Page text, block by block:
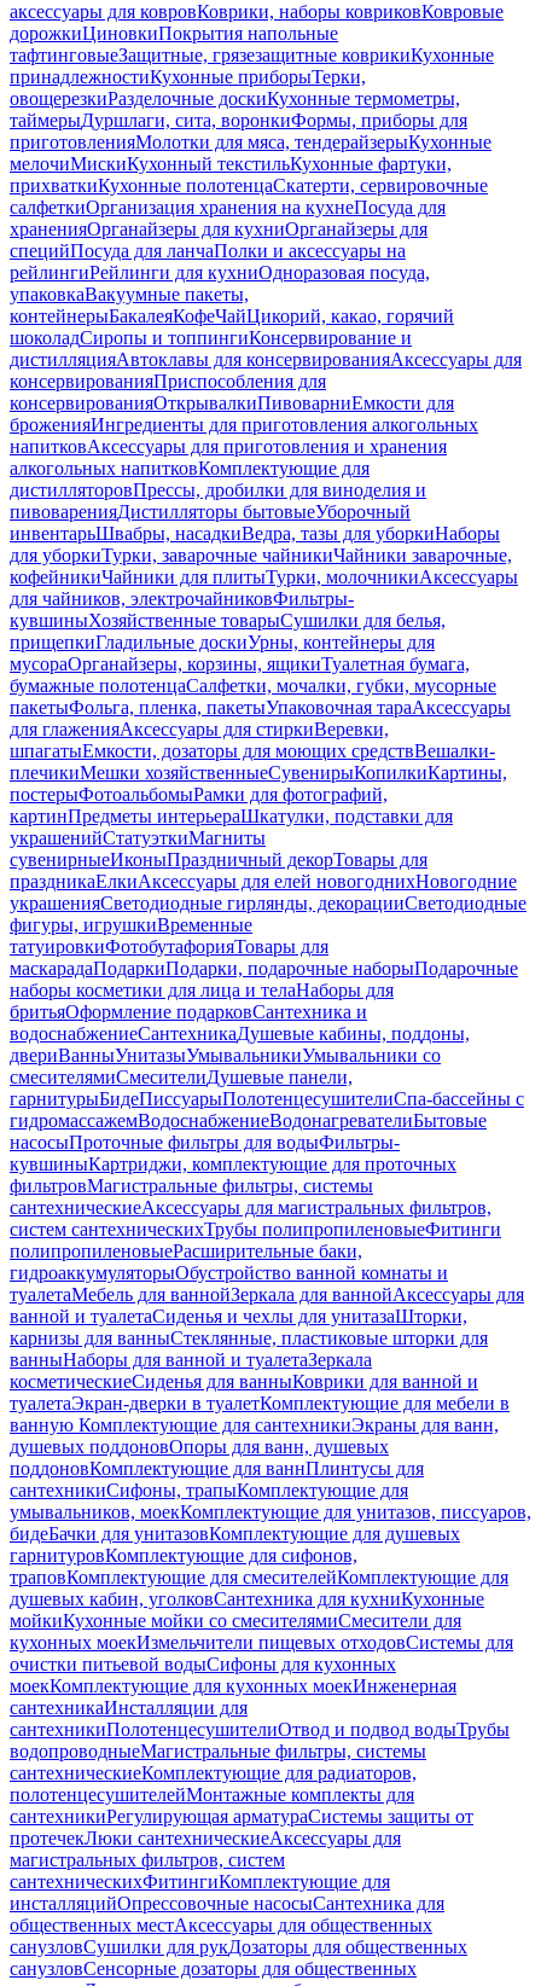
аксессуары для ковровКоврики, наборы ковриковКовровые
дорожкиЦиновкиПокрытия напольные
тафтинговыеЗащитные, грязезащитные коврикиКухонные
принадлежностиКухонные приборыТерки,
овощерезкиРазделочные доскиКухонные термометры,
таймерыДуршлаги, сита, воронкиФормы, приборы для
приготовленияМолотки для мяса, тендерайзерыКухонные
мелочиМискиКухонный текстильКухонные фартуки,
прихваткиКухонные полотенцаСкатерти, сервировочные
салфеткиОрганизация хранения на кухнеПосуда для
храненияОрганайзеры для кухниОрганайзеры для
специйПосуда для ланчаПолки и аксессуары на
рейлингиРейлинги для кухниОдноразовая посуда,
упаковкаВакуумные пакеты,
контейнерыБакалеяКофеЧайЦикорий, какао, горячий
шоколадСиропы и топпингиКонсервирование и
дистилляцияАвтоклавы для консервированияАксессуары для
консервированияПриспособления для
консервированияОткрывалкиПивоварниЕмкости для
броженияИнгредиенты для приготовления алкогольных
напитковАксессуары для приготовления и хранения
алкогольных напитковКомплектующие для
дистилляторовПрессы, дробилки для виноделия и
пивоваренияДистилляторы бытовыеУборочный
инвентарьШвабры, насадкиВедра, тазы для уборкиНаборы
для уборкиТурки, заварочные чайникиЧайники заварочные,
кофейникиЧайники для плитыТурки, молочникиАксессуары
для чайников, электрочайниковФильтры-
кувшиныХозяйственные товарыСушилки для белья,
прищепкиГладильные доскиУрны, контейнеры для
мусораОрганайзеры, корзины, ящикиТуалетная бумага,
бумажные полотенцаСалфетки, мочалки, губки, мусорные
пакетыФольга, пленка, пакетыУпаковочная тараАксессуары
для глаженияАксессуары для стиркиВеревки,
шпагатыЕмкости, дозаторы для моющих средствВешалки-
плечикиМешки хозяйственныеСувенирыКопилкиКартины,
постерыФотоальбомыРамки для фотографий,
картинПредметы интерьераШкатулки, подставки для
украшенийСтатуэткиМагниты
сувенирныеИконыПраздничный декорТовары для
праздникаЕлкиАксессуары для елей новогоднихНовогодние
украшенияСветодиодные гирлянды, декорацииСветодиодные
фигуры, игрушкиВременные
татуировкиФотобутафорияТовары для
маскарадаПодаркиПодарки, подарочные наборыПодарочные
наборы косметики для лица и телаНаборы для
бритьяОформление подарковСантехника и
водоснабжениеСантехникаДушевые кабины, поддоны,
двериВанныУнитазыУмывальникиУмывальники со
смесителямиСмесителиДушевые панели,
гарнитурыБидеПиссуарыПолотенцесушителиСпа-бассейны с
гидромассажемВодоснабжениеВодонагревателиБытовые
насосыПроточные фильтры для водыФильтры-
кувшиныКартриджи, комплектующие для проточных
фильтровМагистральные фильтры, системы
сантехническиеАксессуары для магистральных фильтров,
систем сантехническихТрубы полипропиленовыеФитинги
полипропиленовыеРасширительные баки,
гидроаккумуляторыОбустройство ванной комнаты и
туалетаМебель для ваннойЗеркала для ваннойАксессуары для
ванной и туалетаСиденья и чехлы для унитазаШторки,
карнизы для ванныСтеклянные, пластиковые шторки для
ванныНаборы для ванной и туалетаЗеркала
косметическиеСиденья для ванныКоврики для ванной и
туалетаЭкран-дверки в туалетКомплектующие для мебели в
ванную Комплектующие для сантехникиЭкраны для ванн,
душевых поддоновОпоры для ванн, душевых
поддоновКомплектующие для ваннПлинтусы для
сантехникиСифоны, трапыКомплектующие для
умывальников, моекКомплектующие для унитазов, писсуаров,
бидеБачки для унитазовКомплектующие для душевых
гарнитуровКомплектующие для сифонов,
траповКомплектующие для смесителейКомплектующие для
душевых кабин, уголковСантехника для кухниКухонные
мойкиКухонные мойки со смесителямиСмесители для
кухонных моекИзмельчители пищевых отходовСистемы для
очистки питьевой водыСифоны для кухонных
моекКомплектующие для кухонных моекИнженерная
сантехникаИнсталляции для
сантехникиПолотенцесушителиОтвод и подвод водыТрубы
водопроводныеМагистральные фильтры, системы
сантехническиеКомплектующие для радиаторов,
полотенцесушителейМонтажные комплекты для
сантехникиРегулирующая арматураСистемы защиты от
протечекЛюки сантехническиеАксессуары для
магистральных фильтров, систем
сантехническихФитингиКомплектующие для
инсталляцийОпрессовочные насосыСантехника для
общественных местАксессуары для общественных
санузловСушилки для рукДозаторы для общественных
санузловСенсорные дозаторы для общественных